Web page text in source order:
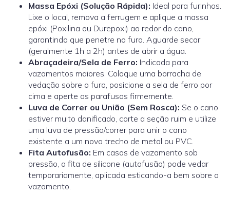
Massa Epóxi (Solução Rápida): Ideal para furinhos.
Lixe o local, remova a ferrugem e aplique a massa
epóxi (Poxilina ou Durepoxi) ao redor do cano,
garantindo que penetre no furo. Aguarde secar
(geralmente 1h a 2h) antes de abrir a água.
Abraçadeira/Sela de Ferro: Indicada para
vazamentos maiores. Coloque uma borracha de
vedação sobre o furo, posicione a sela de ferro por
cima e aperte os parafusos firmemente.
Luva de Correr ou União (Sem Rosca): Se o cano
estiver muito danificado, corte a seção ruim e utilize
uma luva de pressão/correrpara unir o cano
existente a um novo trecho de metal ou PVC.
Fita Autofusão: Em casos de vazamento sob
pressão, a fita de silicone (autofusão) pode vedar
temporariamente, aplicada esticando-a bem sobre o
vazamento.